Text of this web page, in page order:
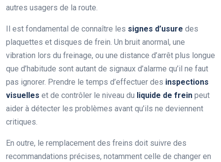
autres usagers de la route.
Il est fondamental de connaître les signes d’usure des
plaquettes et disques de frein. Un bruit anormal, une
vibration lors du freinage, ou une distance d’arrêt plus longue
que d’habitude sont autant de signaux d’alarme qu’il ne faut
pas ignorer. Prendre le temps d’effectuer des inspections
visuelles et de contrôler le niveau du liquide de frein peut
aider à détecter les problèmes avant qu’ils ne deviennent
critiques.
En outre, le remplacement des freins doit suivre des
recommandations précises, notamment celle de changer en